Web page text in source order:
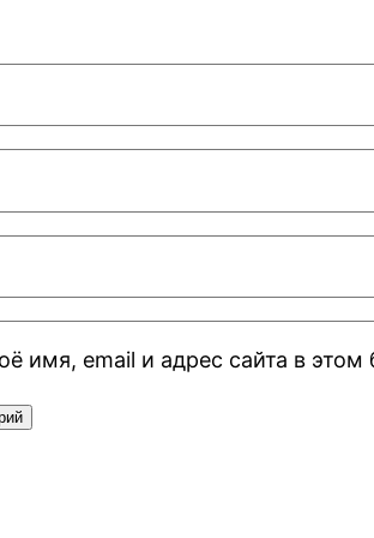
имя, email и адрес сайта в